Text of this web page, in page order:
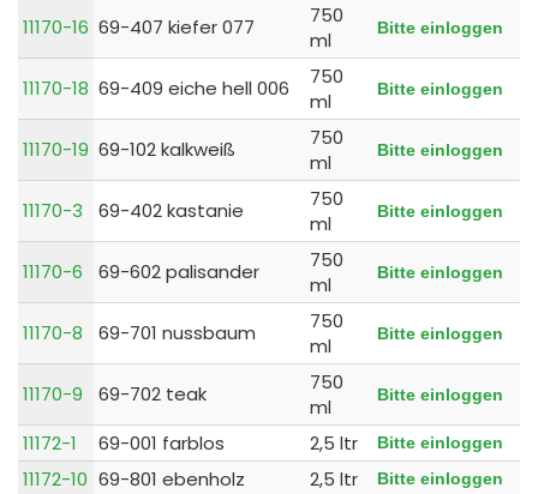
11170-16 69-407 kiefer 077
750
ml
Bitte einloggen
11170-18 69-409 eiche hell 006
750
ml
Bitte einloggen
11170-19 69-102 kalkweiß
750
ml
Bitte einloggen
11170-3 69-402 kastanie
750
ml
Bitte einloggen
11170-6 69-602 palisander
750
ml
Bitte einloggen
11170-8 69-701 nussbaum
750
ml
Bitte einloggen
11170-9 69-702 teak
750
ml
Bitte einloggen
11172-1 69-001 farblos 2,5 ltr Bitte einloggen
11172-10 69-801 ebenholz 2,5 ltr Bitte einloggen